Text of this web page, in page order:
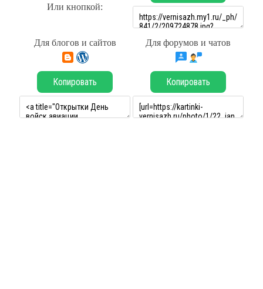
Или кнопкой:
Для блогов и сайтов Для форумов и чатов
Копировать Копировать